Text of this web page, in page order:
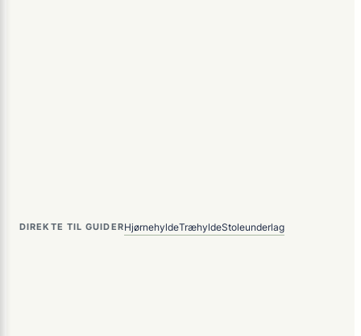
DIREKTE TIL GUIDERHjørnehyldeTræhyldeStoleunderlag